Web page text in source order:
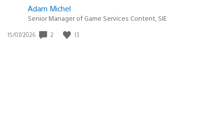
Adam Michel
Senior Manager of Game Services Content, SIE
Fecha
15/07/2026 2 13